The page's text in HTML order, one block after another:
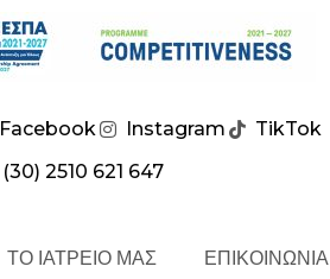
Facebook Instagram
TikTok
(30) 2510 621 647
ΤΟ ΙΑΤΡΕΙΟ ΜΑΣ ΕΠΙΚΟΙΝΩΝΙΑ